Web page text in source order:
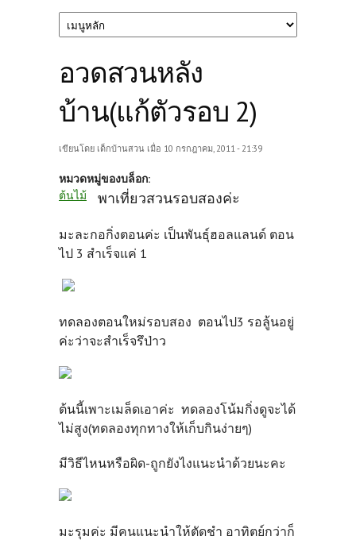
อวดสวนหลัง
บ้าน(แก้ตัวรอบ 2)
เขียนโดย เด็กบ้านสวน เมื่อ 10 กรกฎาคม, 2011 - 21:39
หมวดหมู่ของบล็อก:
ต้นไม้
พาเที่ยวสวนรอบสองค่ะ
มะละกอกิ่งตอนค่ะ เป็นพันธุ์ฮอลแลนด์ ตอน
ไป 3 สำเร็จแค่ 1
ทดลองตอนใหม่รอบสอง ตอนไป3 รอลู้นอยู่
ค่ะว่าจะสำเร็จรึป่าว
ต้นนี้เพาะเมล็ดเอาค่ะ ทดลองโน้มกิ่งดูจะได้
ไม่สูง(ทดลองทุกทางให้เก็บกินง่ายๆ)
มีวิธีไหนหรือผิด-ถูกยังไงแนะนำด้วยนะคะ
มะรุมค่ะ มีคนแนะนำให้ตัดชำ อาทิตย์กว่าก็